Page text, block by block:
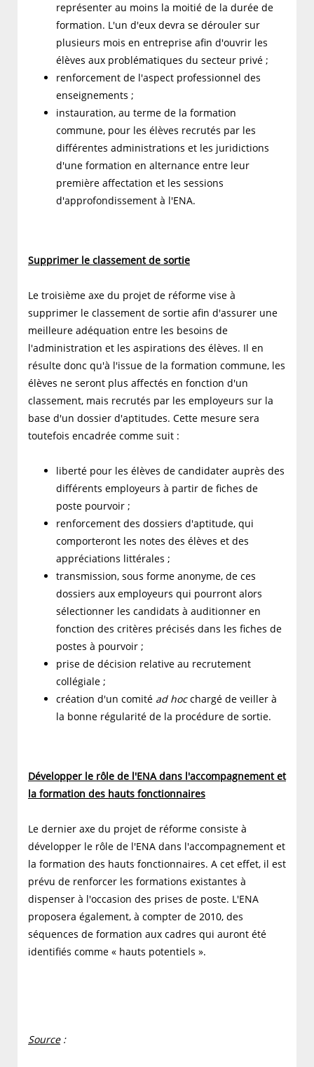
représenter au moins la moitié de la durée de
formation. L'un d'eux devra se dérouler sur
plusieurs mois en entreprise afin d'ouvrir les
élèves aux problématiques du secteur privé ;
renforcement de l'aspect professionnel des
enseignements ;
instauration, au terme de la formation
commune, pour les élèves recrutés par les
différentes administrations et les juridictions
d'une formation en alternance entre leur
première affectation et les sessions
d'approfondissement à l'ENA.
Supprimer le classement de sortie
Le troisième axe du projet de réforme vise à
supprimer le classement de sortie afin d'assurer une
meilleure adéquation entre les besoins de
l'administration et les aspirations des élèves. Il en
résulte donc qu'à l'issue de la formation commune, les
élèves ne seront plus affectés en fonction d'un
classement, mais recrutés par les employeurs sur la
base d'un dossier d'aptitudes. Cette mesure sera
toutefois encadrée comme suit :
liberté pour les élèves de candidater auprès des
différents employeurs à partir de fiches de
poste pourvoir ;
renforcement des dossiers d'aptitude, qui
comporteront les notes des élèves et des
appréciations littérales ;
transmission, sous forme anonyme, de ces
dossiers aux employeurs qui pourront alors
sélectionner les candidats à auditionner en
fonction des critères précisés dans les fiches de
postes à pourvoir ;
prise de décision relative au recrutement
collégiale ;
création d'un comité ad hocchargé de veiller à
la bonne régularité de la procédure de sortie.
Développer le rôle de l'ENA dans l'accompagnement et
la formation des hauts fonctionnaires
Le dernier axe du projet de réforme consiste à
développer le rôle de l'ENA dans l'accompagnement et
la formation des hauts fonctionnaires. A cet effet, il est
prévu de renforcer les formations existantes à
dispenser à l'occasion des prises de poste. L'ENA
proposera également, à compter de 2010, des
séquences de formation aux cadres qui auront été
identifiés comme « hauts potentiels ».
Source: